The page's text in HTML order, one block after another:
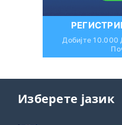
Добијте 10.000
Изберете јазик